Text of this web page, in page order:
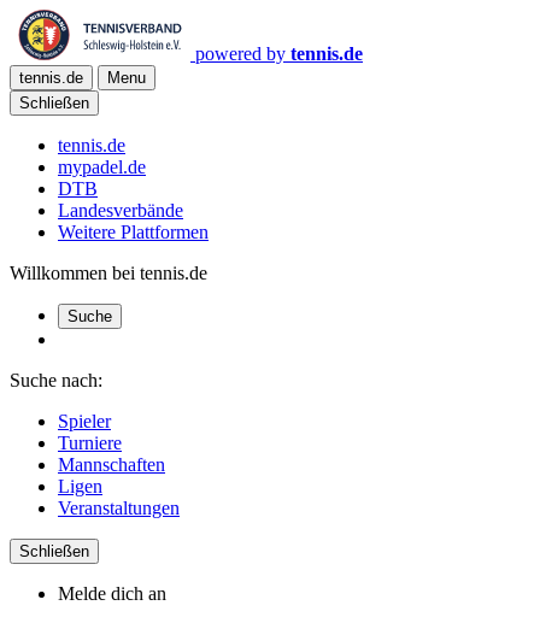
powered by tennis.de
tennis.de
Menu
Schließen
tennis.de
mypadel.de
DTB
Landesverbände
Weitere Plattformen
Willkommen bei tennis.de
Suche
Suche nach:
Spieler
Turniere
Mannschaften
Ligen
Veranstaltungen
Schließen
Melde dich an